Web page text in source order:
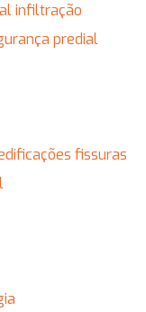
infiltração
predial
fissuras